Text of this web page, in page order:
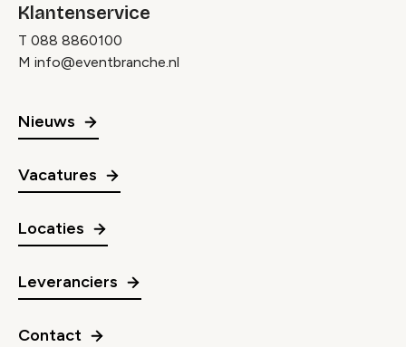
Klantenservice
T 088 8860100
M info@eventbranche.nl
Nieuws
Vacatures
Locaties
Leveranciers
Contact